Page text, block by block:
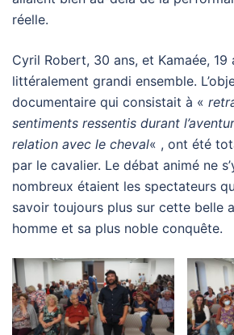
réelle.
Cyril Robert, 30 ans, et Kamaée, 19
littéralement grandi ensemble.
documentaire qui consistait à «
sentiments ressentis durant
relation avec le cheval« , ont été
par le cavalier. Le débat animé ne
nombreux étaient les spectateurs
savoir toujours plus sur cette belle
homme et sa plus noble conquête.